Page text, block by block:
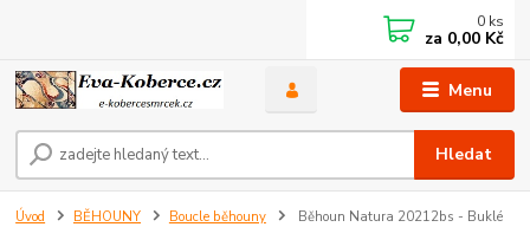
Menu
Hledat
0 ks
za 0,00 Kč
Úvod BĚHOUNY Boucle běhouny Běhoun Natura 20212bs - Buklé